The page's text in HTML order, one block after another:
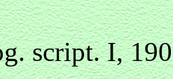
script. I,